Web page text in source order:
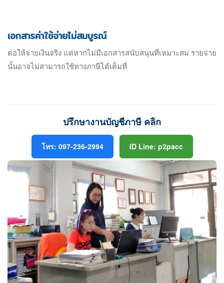
เอกสารค่าใช้จ่ายไม่สมบูรณ์
ต่อให้จ่ายเงินจริง แต่หากไม่มีเอกสารสนับสนุนที่เหมาะสม รายจ่าย
นั้นอาจไม่สามารถใช้ทางภาษีได้เต็มที่
ปรึกษางานบัญชีภาษี คลิก
โทร: 097-236-2994 ID Line: p2pacc